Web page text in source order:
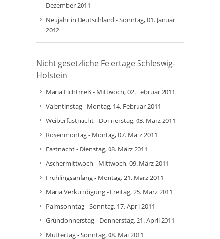
Dezember 2011
Neujahr in Deutschland - Sonntag, 01. Januar
2012
Nicht gesetzliche Feiertage Schleswig-
Holstein
Mariä Lichtmeß - Mittwoch, 02. Februar 2011
Valentinstag - Montag, 14. Februar 2011
Weiberfastnacht - Donnerstag, 03. März 2011
Rosenmontag - Montag, 07. März 2011
Fastnacht - Dienstag, 08. März 2011
Aschermittwoch - Mittwoch, 09. März 2011
Frühlingsanfang - Montag, 21. März 2011
Mariä Verkündigung - Freitag, 25. März 2011
Palmsonntag - Sonntag, 17. April 2011
Gründonnerstag - Donnerstag, 21. April 2011
Muttertag - Sonntag, 08. Mai 2011